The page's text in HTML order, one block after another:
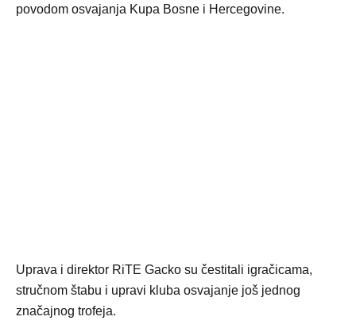
povodom osvajanja Kupa Bosne i Hercegovine.
Uprava i direktor RiTE Gacko su čestitali igračicama,
stručnom štabu i upravi kluba osvajanje još jednog
značajnog trofeja.